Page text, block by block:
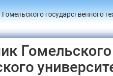
государственного